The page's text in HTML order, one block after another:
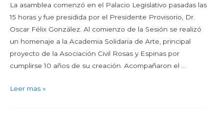
La asamblea comenzó en el Palacio Legislativo pasadas las
15 horas y fue presidida por el Presidente Provisorio, Dr.
Oscar Félix González. Al comienzo de la Sesión se realizó
un homenaje a la Academia Solidaria de Arte, principal
proyecto de la Asociación Civil Rosas y Espinas por
cumplirse 10 años de su creación. Acompañaron el …
Leer mas »